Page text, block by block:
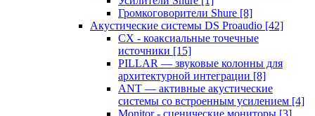
Громкоговорители Shure [8]
Акустические системы DS Proaudio [42]
CX - коаксиальные точечные
источники [15]
PILLAR — звуковые колонны для
архитектурной интеграции [8]
ANT — активные акустические
системы со встроенным усилением [4]
Monitor - сценические мониторы [3]